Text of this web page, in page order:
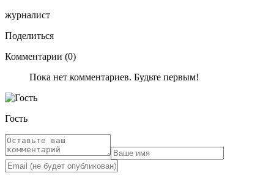
журналист
Поделиться
Комментарии (0)
Пока нет комментариев. Будьте первым!
Гость